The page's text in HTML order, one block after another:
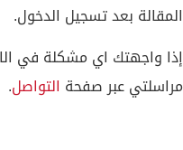
المقالة بعد تسجيل الدخول.
إذا واجهتك اي مشكلة في
مراسلتي عبر صفحة التواصل.